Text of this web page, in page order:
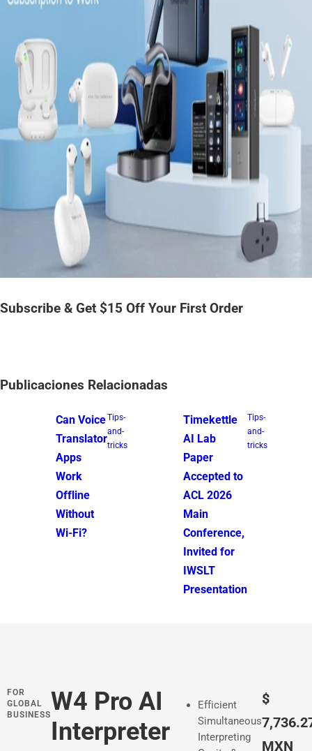
Subscribe & Get $15 Off Your First Order
Publicaciones Relacionadas
Can Voice
Translator
Apps
Work
Offline
Without
Wi-Fi?
Tips-
and-
tricks
Timekettle
AI Lab
Paper
Accepted to
ACL 2026
Main
Conference,
Invited for
IWSLT
Presentation
Tips-
and-
tricks
FOR
GLOBAL
BUSINESSW4 Pro AI
Interpreter
Efficient
Simultaneous
Interpreting
P
r
e
$
MXN